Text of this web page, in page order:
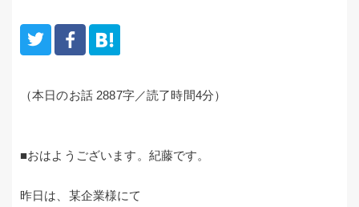
（本日のお話 2887字／読了時間4分）
■おはようございます。紀藤です。
昨日は、某企業様にて